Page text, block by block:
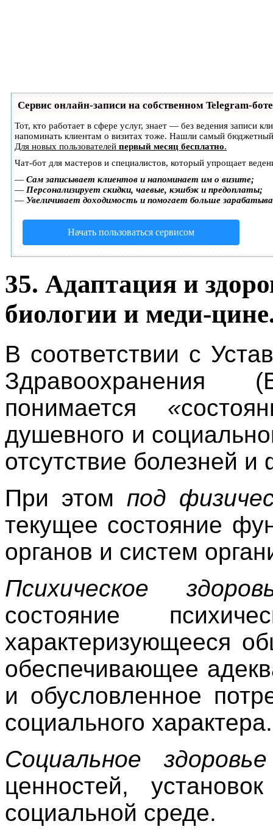
Сервис онлайн-записи на собственном Telegram-боте
Тот, кто работает в сфере услуг, знает — без ведения записи
напоминать клиентам о визитах тоже. Нашли самый
Для новых пользователей первый месяц бесплатно.
Чат-бот для мастеров и специалистов, который упрощает
— Сам записывает клиентов и напоминает им о визите;
— Персонализирует скидки, чаевые, кэшбэк и предоплаты;
— Увеличивает доходимость и помогает больше
Начать пользоваться сервисом
35. Адаптация и
биологии и меди-
В соответствии с
понимается «
душевного и
отсутствие болезней
При этом под
текущее состояние
органов и систем
Психическое
состояние
характеризующееся
обеспечивающее
и обусловленное
социального характера.
Социальное
ценностей,
социальной среде.